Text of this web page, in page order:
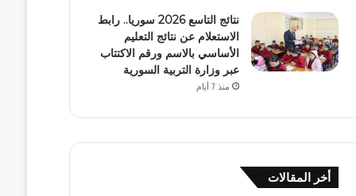
نتائج التاسع 2026 سوريا.. رابط
الاستعلام عن نتائج التعليم
الأساسي بالاسم ورقم الاكتتاب
عبر وزارة التربية السورية
منذ 7 أيام
أخر المقالات